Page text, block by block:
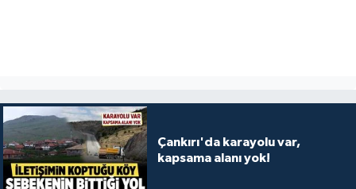
Çankırı'da karayolu var,
kapsama alanı yok!